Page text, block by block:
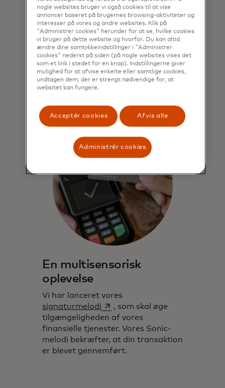
Den nye globale standard
Godkendt og anbefalet af The Royal
National Institute of Blind Peopleopens in a
i
Storbritannien ogVISIONS Servicesopens in
i USA.
En multisensorisk
oplevelse
Vi har lanceret vores
signaturmelodi opens in a new tab
, som skal øge
tilgængeligheden af vores
finansielle tjenester. Vores Sonic-
melodi bekræfter, at din transaktion
er blevet gennemført.
nogle websites bruger vi også cookies til at vise
annoncer baseret på brugernes browsing-aktiviteter og
interesser på vores og andre websites. Klik på
"Administrer cookies" herunder for at se, hvilke cookies
vi bruger på dette website og hvorfor. Du kan altid
ændre dine samtykkeindstillinger i "Administrer
cookies" nederst på siden (på nogle websites vises det
som et link i stedet for en knap). Indstillingerne giver
mulighed for at afvise enkelte eller samtlige cookies,
undtagen dem, der er strengt nødvendige for, at
websitet kan fungere.
Acceptér cookies Afvis alle
Administrér cookies